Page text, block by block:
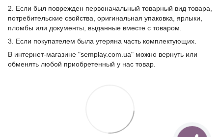
2. Если был поврежден первоначальный товарный вид товара,
потребительские свойства, оригинальная упаковка, ярлыки,
пломбы или документы, выданные вместе с товаром.
3. Если покупателем была утеряна часть комплектующих.
В интернет-магазине "semplay.com.ua" можно вернуть или
обменять любой приобретенный у нас товар.